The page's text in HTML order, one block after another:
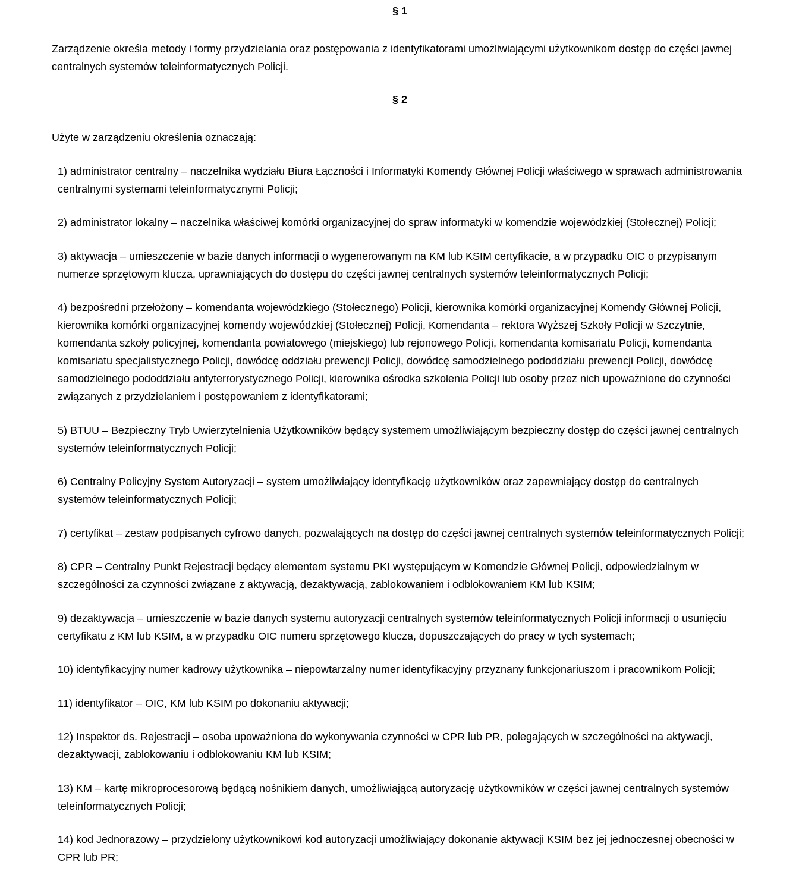
§ 1
Zarządzenie określa metody i formy przydzielania oraz postępowania z identyfikatorami umożliwiającymi użytkownikom dostęp do części jawnej
centralnych systemów teleinformatycznych Policji.
§ 2
Użyte w zarządzeniu określenia oznaczają:
1) administrator centralny – naczelnika wydziału Biura Łączności i Informatyki Komendy Głównej Policji właściwego w sprawach administrowania
centralnymi systemami teleinformatycznymi Policji;
2) administrator lokalny – naczelnika właściwej komórki organizacyjnej do spraw informatyki w komendzie wojewódzkiej (Stołecznej) Policji;
3) aktywacja – umieszczenie w bazie danych informacji o wygenerowanym na KM lub KSIM certyfikacie, a w przypadku OIC o przypisanym
numerze sprzętowym klucza, uprawniających do dostępu do części jawnej centralnych systemów teleinformatycznych Policji;
4) bezpośredni przełożony – komendanta wojewódzkiego (Stołecznego) Policji, kierownika komórki organizacyjnej Komendy Głównej Policji,
kierownika komórki organizacyjnej komendy wojewódzkiej (Stołecznej) Policji, Komendanta – rektora Wyższej Szkoły Policji w Szczytnie,
komendanta szkoły policyjnej, komendanta powiatowego (miejskiego) lub rejonowego Policji, komendanta komisariatu Policji, komendanta
komisariatu specjalistycznego Policji, dowódcę oddziału prewencji Policji, dowódcę samodzielnego pododdziału prewencji Policji, dowódcę
samodzielnego pododdziału antyterrorystycznego Policji, kierownika ośrodka szkolenia Policji lub osoby przez nich upoważnione do czynności
związanych z przydzielaniem i postępowaniem z identyfikatorami;
5) BTUU – Bezpieczny Tryb Uwierzytelnienia Użytkowników będący systemem umożliwiającym bezpieczny dostęp do części jawnej centralnych
systemów teleinformatycznych Policji;
6) Centralny Policyjny System Autoryzacji – system umożliwiający identyfikację użytkowników oraz zapewniający dostęp do centralnych
systemów teleinformatycznych Policji;
7) certyfikat – zestaw podpisanych cyfrowo danych, pozwalających na dostęp do części jawnej centralnych systemów teleinformatycznych Policji;
8) CPR – Centralny Punkt Rejestracji będący elementem systemu PKI występującym w Komendzie Głównej Policji, odpowiedzialnym w
szczególności za czynności związane z aktywacją, dezaktywacją, zablokowaniem i odblokowaniem KM lub KSIM;
9) dezaktywacja – umieszczenie w bazie danych systemu autoryzacji centralnych systemów teleinformatycznych Policji informacji o usunięciu
certyfikatu z KM lub KSIM, a w przypadku OIC numeru sprzętowego klucza, dopuszczających do pracy w tych systemach;
10) identyfikacyjny numer kadrowy użytkownika – niepowtarzalny numer identyfikacyjny przyznany funkcjonariuszom i pracownikom Policji;
11) identyfikator – OIC, KM lub KSIM po dokonaniu aktywacji;
12) Inspektor ds. Rejestracji – osoba upoważniona do wykonywania czynności w CPR lub PR, polegających w szczególności na aktywacji,
dezaktywacji, zablokowaniu i odblokowaniu KM lub KSIM;
13) KM – kartę mikroprocesorową będącą nośnikiem danych, umożliwiającą autoryzację użytkowników w części jawnej centralnych systemów
teleinformatycznych Policji;
14) kod Jednorazowy – przydzielony użytkownikowi kod autoryzacji umożliwiający dokonanie aktywacji KSIM bez jej jednoczesnej obecności w
CPR lub PR;